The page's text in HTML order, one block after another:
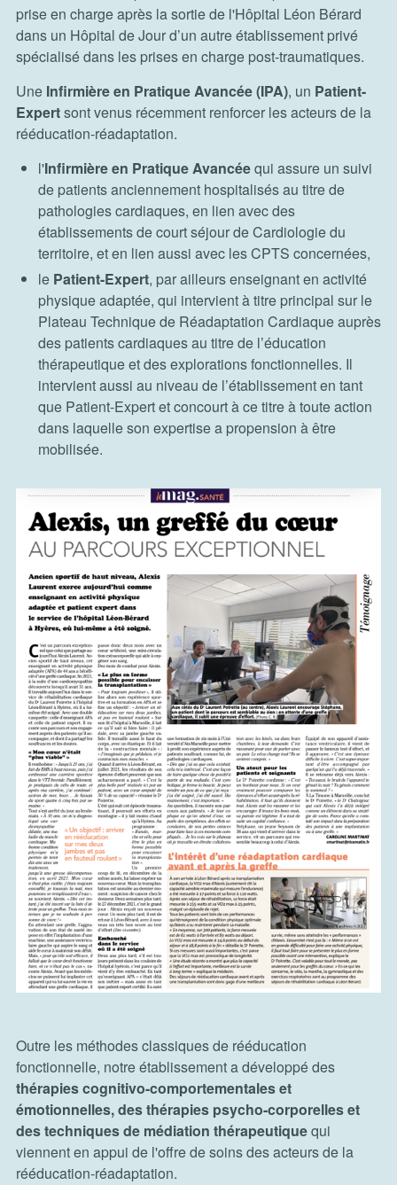
prise en charge après la sortie de l'Hôpital Léon Bérard
dans un Hôpital de Jour d’un autre établissement privé
spécialisé dans les prises en charge post-traumatiques.
Une Infirmière en Pratique Avancée (IPA), un Patient-
Expertsont venus récemment renforcer les acteurs de la
rééducation-réadaptation.
l'Infirmière en Pratique Avancéequi assure un suivi
de patients anciennement hospitalisés au titre de
pathologies cardiaques, en lien avec des
établissements de court séjour de Cardiologie du
territoire, et en lien aussi avec les CPTS concernées,
le Patient-Expert, par ailleurs enseignant en activité
physique adaptée, qui intervient à titre principal sur le
Plateau Technique de Réadaptation Cardiaque auprès
des patients cardiaques au titre de l’éducation
thérapeutique et des explorations fonctionnelles. Il
intervient aussi au niveau de l’établissement en tant
que Patient-Expert et concourt à ce titre à toute action
dans laquelle son expertise a propension à être
mobilisée.
Outre les méthodes classiques de rééducation
fonctionnelle, notre établissement a développé des
thérapies cognitivo-comportementales et
émotionnelles, des thérapies psycho-corporelles et
des techniques de médiation thérapeutiquequi
viennent en appui de l'offre de soins des acteurs de la
rééducation-réadaptation.